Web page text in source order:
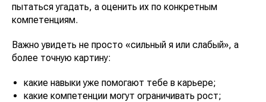
пытаться угадать, а оценить их по конкретным
компетенциям.
Важно увидеть не просто «сильный я или слабый», а
более точную картину:
какие навыки уже помогают тебе в карьере;
какие компетенции могут ограничивать рост;